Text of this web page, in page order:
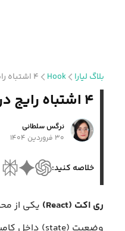
بلاگ لیارا Hook ۴ اشتباه رایج در هنگام استفاده از useState در ری اکت React
۴ اشتباه رایج در هنگام استفاده از useState در ری اکت React
نرگس سلطانی
۳۰ فروردین ۱۴۰۴
خلاصه کنید:
ری‌ اکت (React)
یکی از